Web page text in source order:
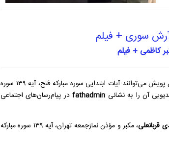
آرش سوری + فیلم
قاریان پیشکسوت، جوان و فعالان قرآنی برای حضور در این پویش می‌توانند آیات ابتدایی سوره مبارکه فتح، آیه ۱۳۹ سوره
آن را به نشانی fathadminدر پیام‌رسان‌های اجتماعی
قربانعلی
، مکبر و مؤذن نمازجمعه تهران، آیه ۱۳۹ سوره مبارکه